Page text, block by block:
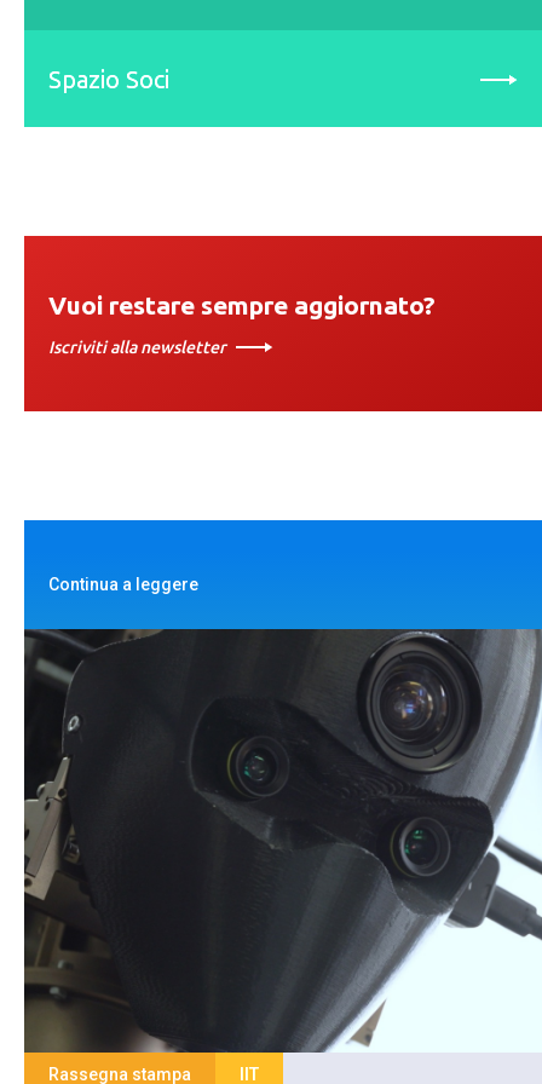
Spazio Soci
Vuoi restare sempre aggiornato?
Iscriviti alla newsletter
Continua a leggere
Rassegna stampa IIT